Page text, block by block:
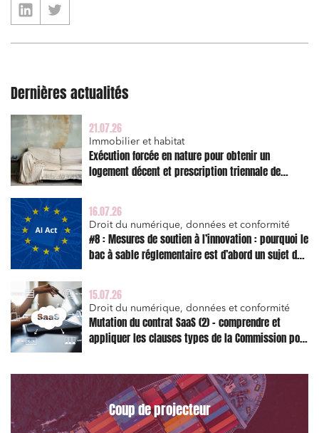
Dernières actualités
21.07.26
Immobilier et habitat
Exécution forcée en nature pour obtenir un
logement décent et prescription triennale de
16.07.26
Droit du numérique, données et conformité
#8 : Mesures de soutien à l’innovation : pourquoi le
bac à sable réglementaire est d’abord un sujet de
15.07.26
Droit du numérique, données et conformité
Mutation du contrat SaaS (2) – comprendre et
appliquer les clauses types de la Commission pour
Coup de projecteur